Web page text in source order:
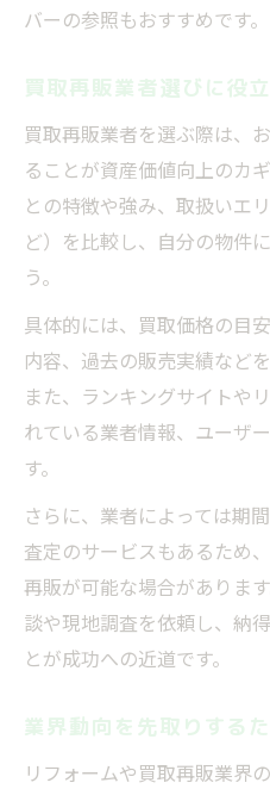
バーの参照もおすすめです。
買取再販業者選びに役
買取再販業者を選ぶ際は、
ることが資産価値向上のカ
との特徴や強み、取扱いエ
ど）を比較し、自分の物件
う。
具体的には、買取価格の目
内容、過去の販売実績など
また、ランキングサイトや
れている業者情報、ユーザ
す。
さらに、業者によっては期
査定のサービスもあるため
再販が可能な場合がありま
談や現地調査を依頼し、納
とが成功への近道です。
業界動向を先取りする
リフォームや買取再販業界